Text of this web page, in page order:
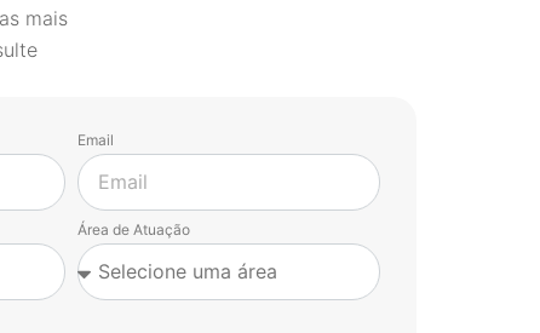
mais
Email
Área de Atuação